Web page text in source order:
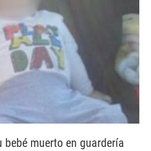
bebé muerto en guardería